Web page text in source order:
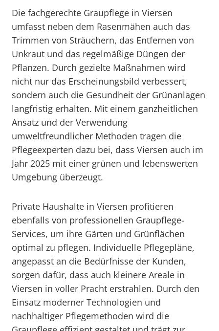
Die fachgerechte Graupflege in Viersen
umfasst neben dem Rasenmähen auch das
Trimmen von Sträuchern, das Entfernen von
Unkraut und das regelmäßige Düngen der
Pflanzen. Durch gezielte Maßnahmen wird
nicht nur das Erscheinungsbild verbessert,
sondern auch die Gesundheit der Grünanlagen
langfristig erhalten. Mit einem ganzheitlichen
Ansatz und der Verwendung
umweltfreundlicher Methoden tragen die
Pflegeexperten dazu bei, dass Viersen auch im
Jahr 2025 mit einer grünen und lebenswerten
Umgebung überzeugt.
Private Haushalte in Viersen profitieren
ebenfalls von professionellen Graupflege-
Services, um ihre Gärten und Grünflächen
optimal zu pflegen. Individuelle Pflegepläne,
angepasst an die Bedürfnisse der Kunden,
sorgen dafür, dass auch kleinere Areale in
Viersen in voller Pracht erstrahlen. Durch den
Einsatz moderner Technologien und
nachhaltiger Pflegemethoden wird die